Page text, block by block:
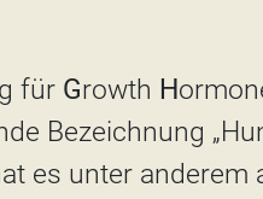
für Growth H
Bezeichnung
es unter anderem